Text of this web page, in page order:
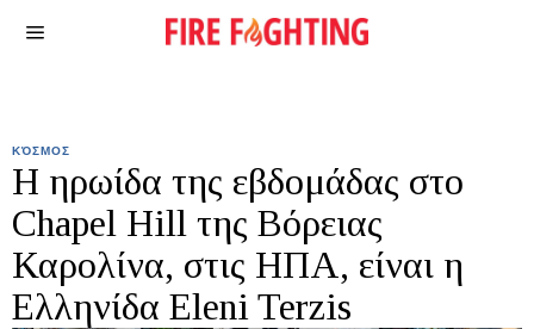
ΚΌΣΜΟΣ
Η ηρωίδα της εβδομάδας στο
Chapel Hill της Βόρειας
Καρολίνα, στις ΗΠΑ, είναι η
Ελληνίδα Eleni Terzis